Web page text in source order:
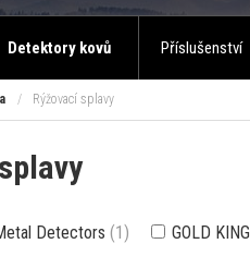
Detektory kovů Příslušenství
/ Rýžovací splavy
Detectors (1) GOLD KING